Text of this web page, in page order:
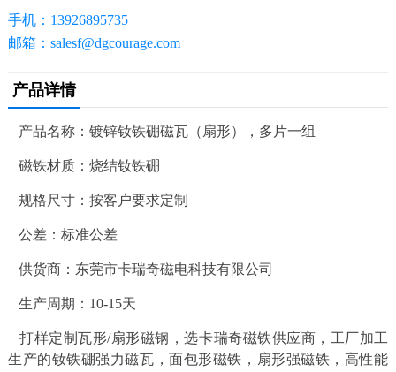
手机：13926895735
邮箱：salesf@dgcourage.com
产品详情
产品名称：镀锌钕铁硼磁瓦（扇形），多片一组
磁铁材质：烧结钕铁硼
规格尺寸：按客户要求定制
公差：标准公差
供货商：东莞市卡瑞奇磁电科技有限公司
生产周期：10-15天
打样定制瓦形/扇形磁钢，选卡瑞奇磁铁供应商，工厂加工
生产的钕铁硼强力磁瓦，面包形磁铁，扇形强磁铁，高性能